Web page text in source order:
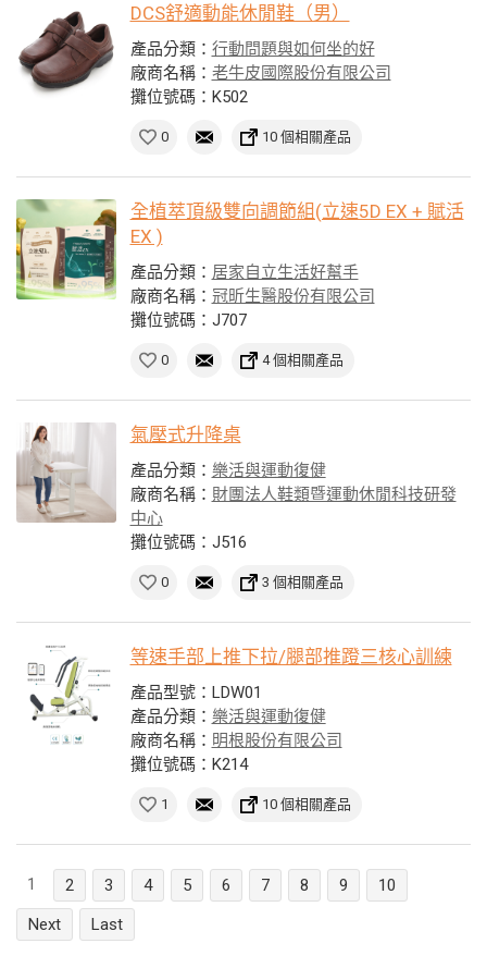
DCS舒適動能休閒鞋（男）
產品分類： 行動問題與如何坐的好
廠商名稱： 老牛皮國際股份有限公司
攤位號碼：K502
0 10 個相關產品
全植萃頂級雙向調節組(立速5D EX + 賦活
EX )
產品分類： 居家自立生活好幫手
廠商名稱： 冠昕生醫股份有限公司
攤位號碼：J707
0 4 個相關產品
氣壓式升降桌
產品分類： 樂活與運動復健
廠商名稱： 財團法人鞋類暨運動休閒科技研發
中心
攤位號碼：J516
0 3 個相關產品
等速手部上推下拉/腿部推蹬三核心訓練
產品型號：LDW01
產品分類： 樂活與運動復健
廠商名稱： 明根股份有限公司
攤位號碼：K214
1 10 個相關產品
1 2 3 4 5 6 7 8 9
10
Next
Last